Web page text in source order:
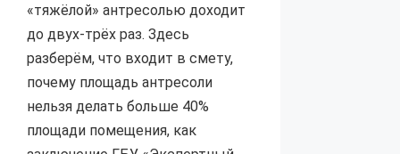
«тяжёлой» антресолью доходит
до двух-трёх раз. Здесь
разберём, что входит в смету,
почему площадь антресоли
нельзя делать больше 40%
площади помещения, как